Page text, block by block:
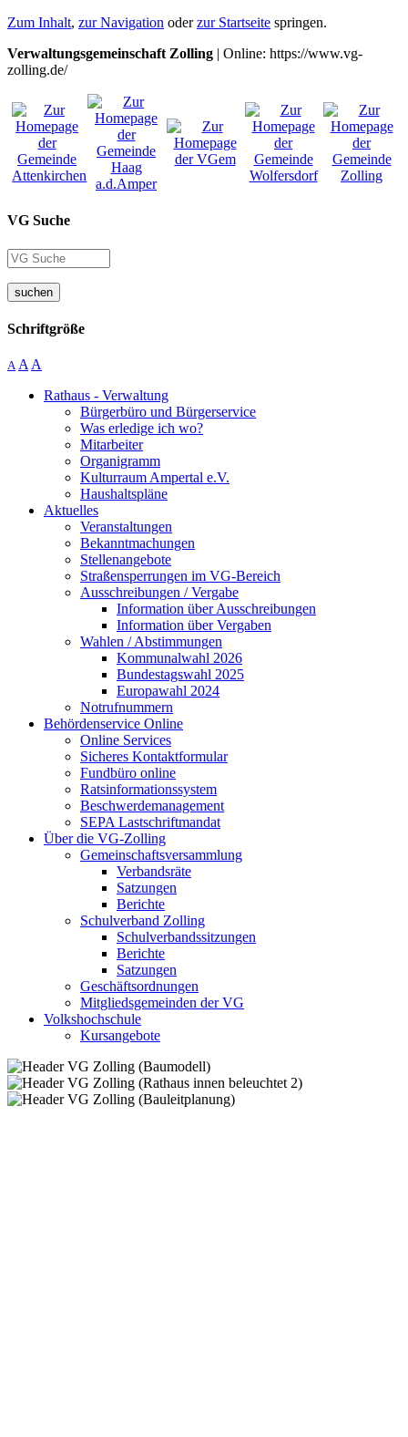
Zum Inhalt, zur Navigation oderzur Startseite springen.
Verwaltungsgemeinschaft Zolling | Online: https://www.vg-
zolling.de/
VG Suche
suchen
Schriftgröße
A A A
Rathaus - Verwaltung
Bürgerbüro und Bürgerservice
Was erledige ich wo?
Mitarbeiter
Organigramm
Kulturraum Ampertal e.V.
Haushaltspläne
Aktuelles
Veranstaltungen
Bekanntmachungen
Stellenangebote
Straßensperrungen im VG-Bereich
Ausschreibungen / Vergabe
Information über Ausschreibungen
Information über Vergaben
Wahlen / Abstimmungen
Kommunalwahl 2026
Bundestagswahl 2025
Europawahl 2024
Notrufnummern
Behördenservice Online
Online Services
Sicheres Kontaktformular
Fundbüro online
Ratsinformationssystem
Beschwerdemanagement
SEPA Lastschriftmandat
Über die VG-Zolling
Gemeinschaftsversammlung
Verbandsräte
Satzungen
Berichte
Schulverband Zolling
Schulverbandssitzungen
Berichte
Satzungen
Geschäftsordnungen
Mitgliedsgemeinden der VG
Volkshochschule
Kursangebote